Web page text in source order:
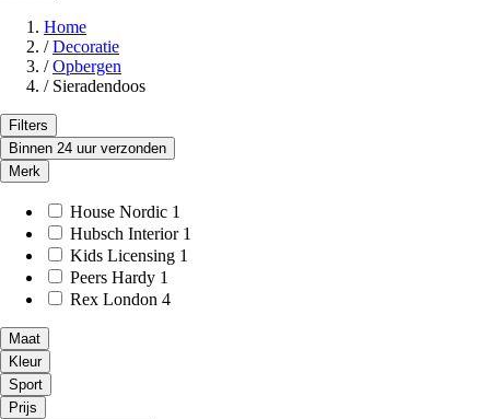
Home
/ Decoratie
/ Opbergen
/ Sieradendoos
Filters
Binnen 24 uur verzonden
Merk
House Nordic 1
Hubsch Interior 1
Kids Licensing 1
Peers Hardy 1
Rex London 4
Maat
Kleur
Sport
Prijs